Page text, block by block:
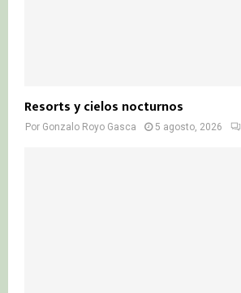
Resorts y cielos nocturnos
Por Gonzalo Royo Gasca 5 agosto, 2026